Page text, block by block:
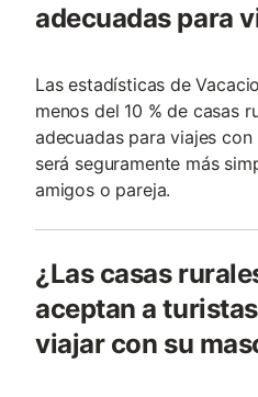
adecuadas para
Las estadísticas de
menos del 10 % de casas
adecuadas para viajes con
será seguramente más
amigos o pareja.
¿Las casas
aceptan a
viajar con su